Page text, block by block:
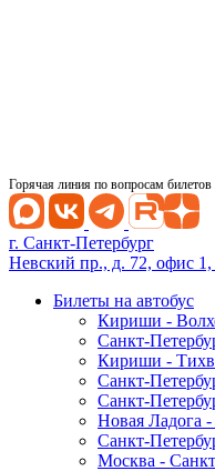
Горячая линия по вопросам билетов
г. Санкт-Петербург
Невский пр., д. 72, офис 1,
Билеты на автобус
Кириши -
Санкт-
Кириши -
Санкт-
Санкт-
Новая Ладога
Санкт-
Москва -